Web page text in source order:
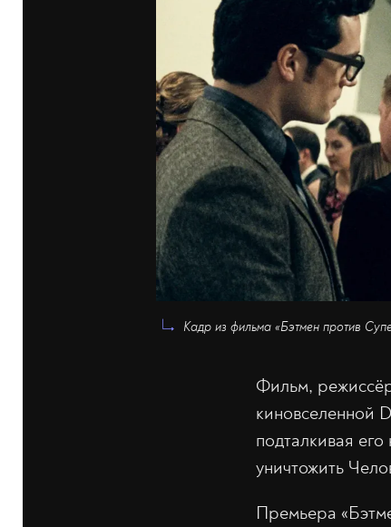
Кадр из фильма «Бэтмен против
Фильм,
киновселенной
подталкивая
уничтожить
Премьера